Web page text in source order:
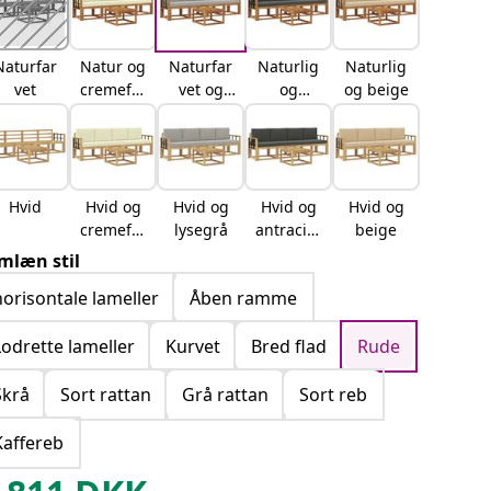
vet
Natur og
cremefar
vet
Naturfar
vet og
lysegrå
Naturlig
og
antracit
Naturlig
og beige
Hvid
Hvid og
cremefar
Hvid og
lysegrå
Hvid og
antracitg
Hvid og
beige
stil
lameller
Åben ramme
lameller
Kurvet Bred flad
Rude
Sort rattan Grå rattan
Sort reb